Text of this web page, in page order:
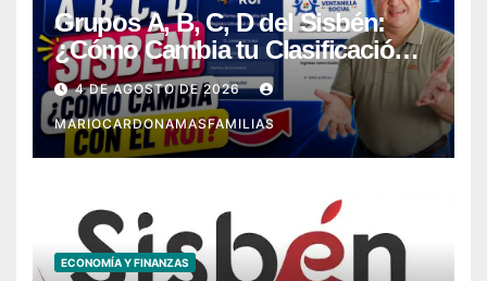
Grupos A, B, C, D del Sisbén:
¿Cómo Cambia tu Clasificación
con el RUI?
4 DE AGOSTO DE 2026
MARIOCARDONAMASFAMILIAS
ECONOMÍA Y FINANZAS